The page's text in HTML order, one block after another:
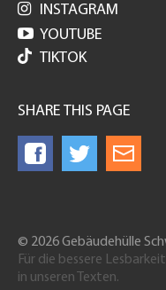
 INSTAGRAM
 YOUTUBE
TIKTOK
SHARE THIS PAGE
© 2026 Gebäudehülle
Für die bessere
in unseren Texten.